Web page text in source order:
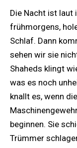
Die Nacht ist laut
frühmorgens,
Schlaf. Dann
sehen wir sie
Shaheds klingt
was es noch
knallt es, wenn
beginnen. Sie
Trümmer